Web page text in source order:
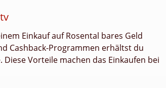
Einkauf auf Rosental bares Geld
Cashback-Programmen erhältst du
Vorteile machen das Einkaufen bei